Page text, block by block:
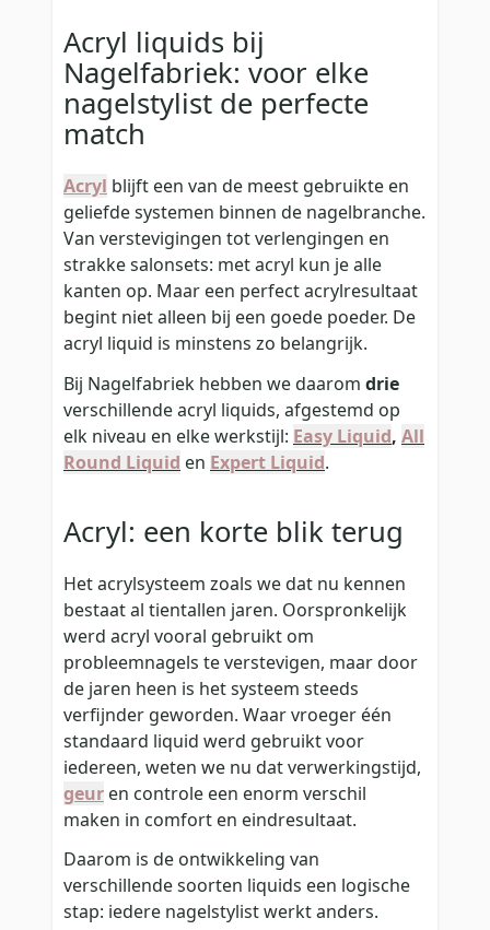
Acryl liquids bij
Nagelfabriek: voor elke
nagelstylist de perfecte
match
Acryl blijft een van de meest gebruikte en
geliefde systemen binnen de nagelbranche.
Van verstevigingen tot verlengingen en
strakke salonsets: met acryl kun je alle
kanten op. Maar een perfect acrylresultaat
begint niet alleen bij een goede poeder. De
acryl liquid is minstens zo belangrijk.
Bij Nagelfabriek hebben we daarom drie
verschillende acryl liquids, afgestemd op
elk niveau en elke werkstijl: Easy Liquid, All
Round Liquid en Expert Liquid.
Acryl: een korte blik terug
Het acrylsysteem zoals we dat nu kennen
bestaat al tientallen jaren. Oorspronkelijk
werd acryl vooral gebruikt om
probleemnagels te verstevigen, maar door
de jaren heen is het systeem steeds
verfijnder geworden. Waar vroeger één
standaard liquid werd gebruikt voor
iedereen, weten we nu dat verwerkingstijd,
geur en controle een enorm verschil
maken in comfort en eindresultaat.
Daarom is de ontwikkeling van
verschillende soorten liquids een logische
stap: iedere nagelstylist werkt anders.